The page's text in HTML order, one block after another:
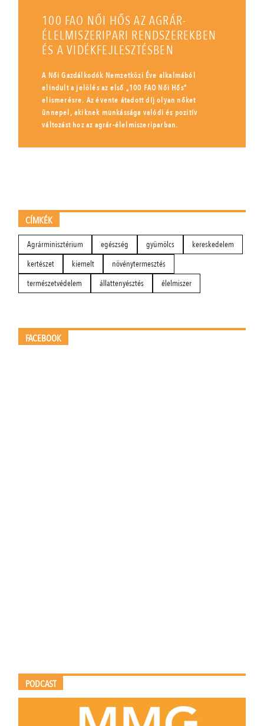
100 FAO NŐI HŐS AZ AGRÁR-
ÉLELMISZERIPARI RENDSZEREKBEN
ÉS A VIDÉKFEJLESZTÉSBEN
A Női Gazdálkodók Nemzetközi Éve alkalmából
elindult a jelölés az első „100 FAO Női Hős”
elismerésre. Az évente átadott díj olyan nőket
ünnepel, akiknek munkássága valódi és pozitív
változást hoz az agrár-élelmiszeriparban.
CÍMKÉK
Agrárminisztérium egészség gyümölcs
kereskedelem
kertészet
kiemelt
növénytermesztés
természetvédelem
állattenyésztés élelmiszer
FACEBOOK
PODCAST